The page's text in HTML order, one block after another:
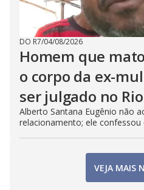
DO R7/04/08/2026
Homem que
o corpo da ex-
ser julgado no Rio
Alberto Santana Eugênio não
relacionamento; ele confessou
VEJA MAIS